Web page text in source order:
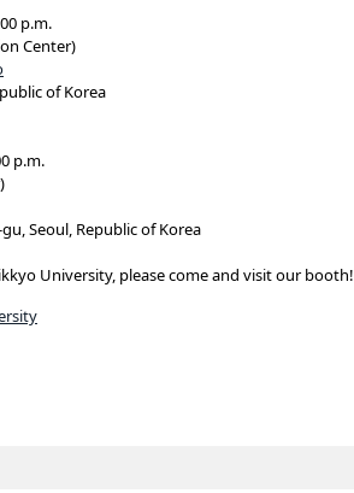
p.m.
Center)
of Korea
p.m.
Seoul, Republic of Korea
University, please come and visit our booth!